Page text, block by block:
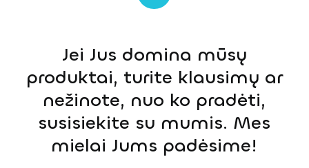
Jei Jus domina mūsų
produktai, turite klausimų ar
nežinote, nuo ko pradėti,
susisiekite su mumis. Mes
mielai Jums padėsime!